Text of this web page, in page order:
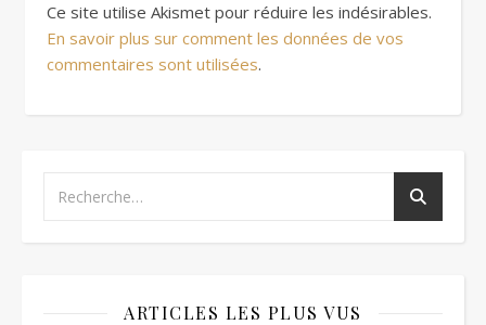
Ce site utilise Akismet pour réduire les indésirables.
En savoir plus sur comment les données de vos
commentaires sont utilisées.
ARTICLES LES PLUS VUS